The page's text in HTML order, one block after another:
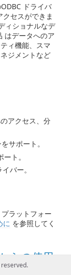
ドライバ
セスができま
ィショナルなデ
はデータへのア
ィ機能、スマ
ジメントなど
アクセス、分
サポート。
ト。
バー。
ラットフォー
に を参照してく
らの使用